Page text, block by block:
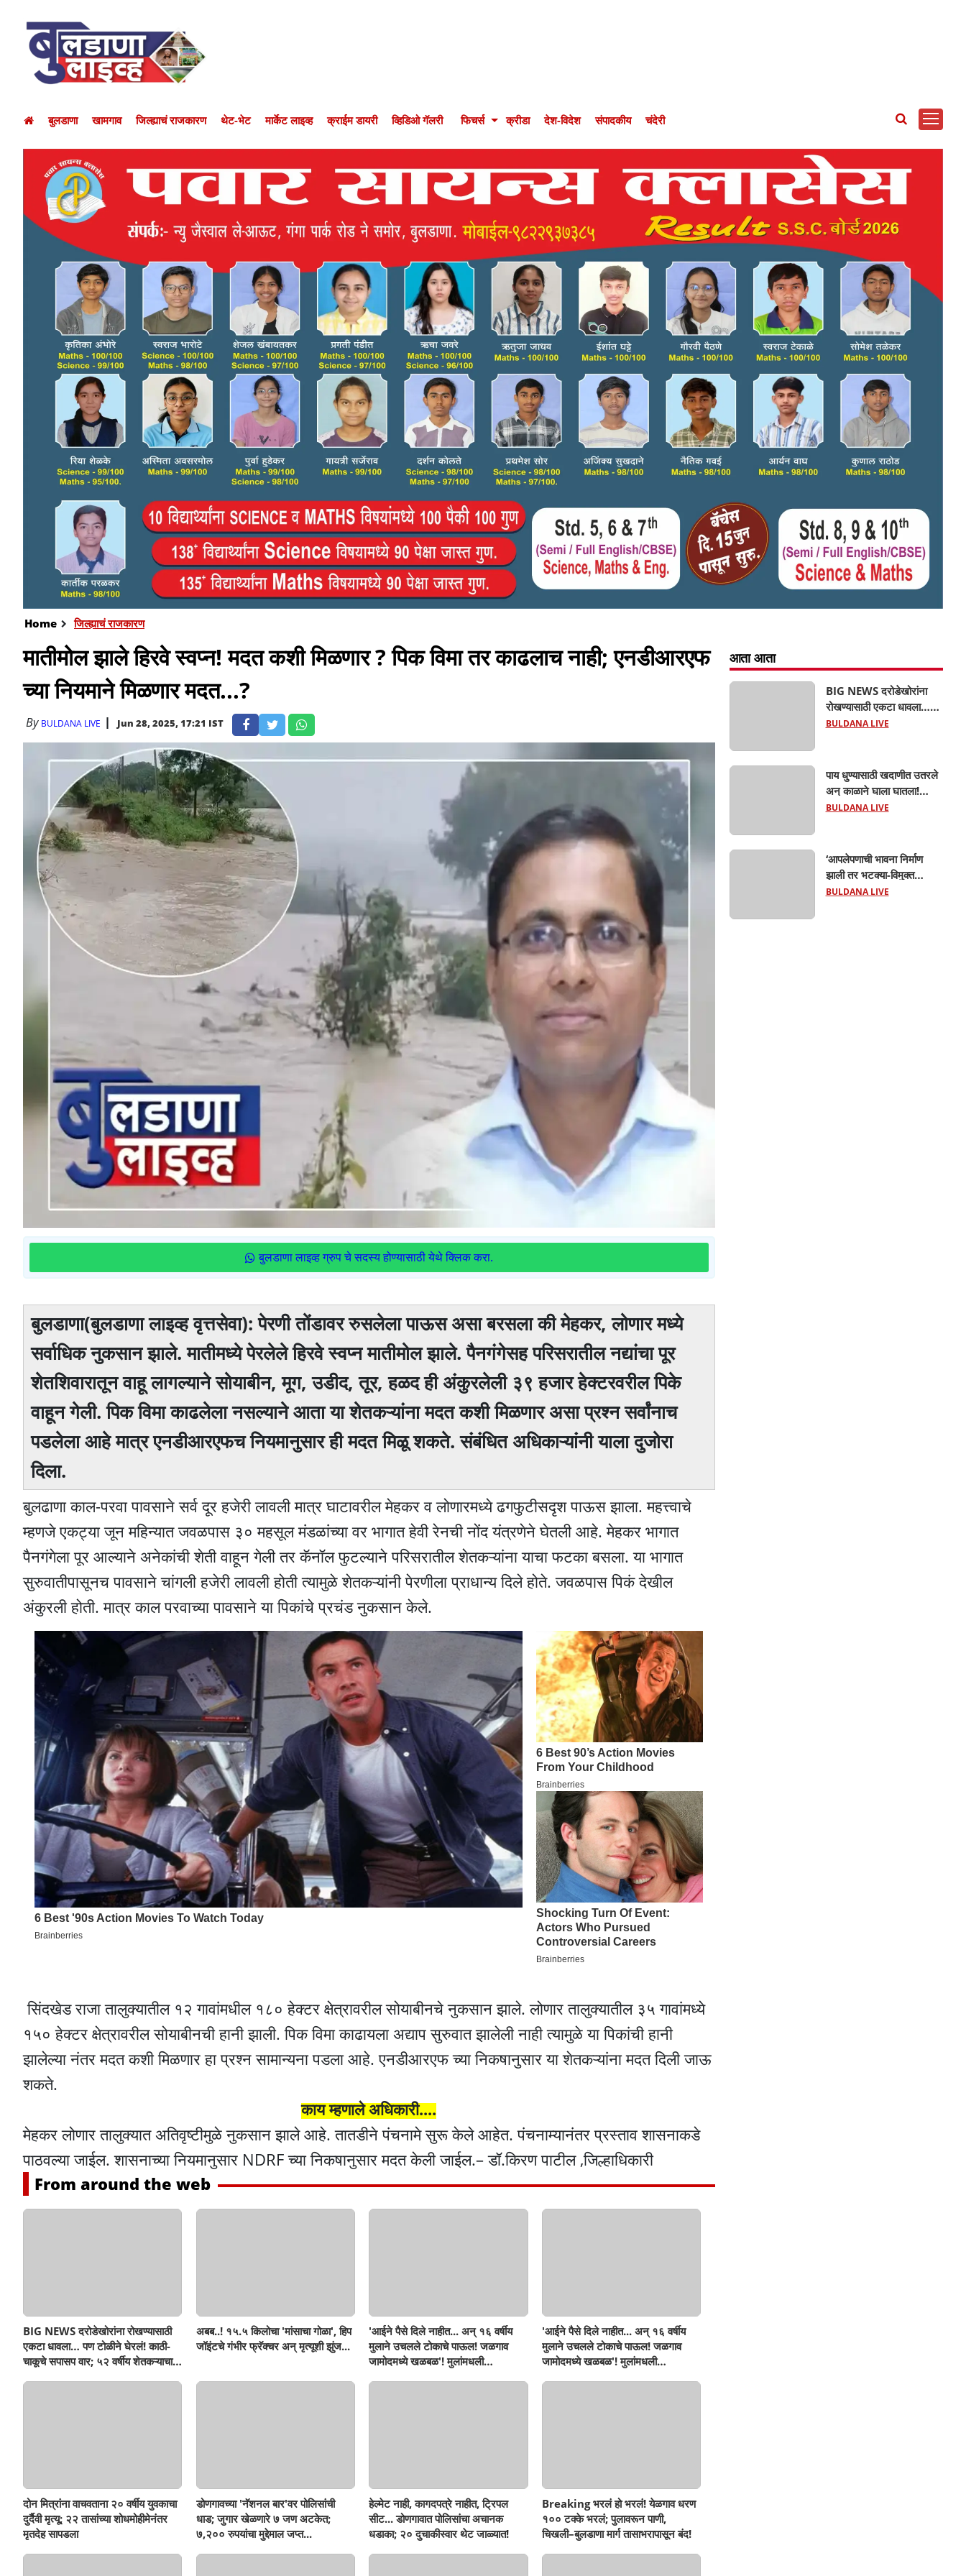
बुलडाणा खामगाव जिल्ह्याचं राजकारण थेट-भेट मार्केट लाइव्ह क्राईम डायरी व्हिडिओ गॅलरी फिचर्स क्रीडा देश-विदेश संपादकीय चंदेरी
Home जिल्ह्याचं राजकारण
मातीमोल झाले हिरवे स्वप्न! मदत कशी मिळणार ? पिक विमा तर काढलाच नाही; एनडीआरएफ
च्या नियमाने मिळणार मदत...?
By BULDANA LIVE Jun 28, 2025, 17:21 IST
बुलडाणा लाइव्ह ग्रुप चे सदस्य होण्यासाठी येथे क्लिक करा.
बुलडाणा(बुलडाणा लाइव्ह वृत्तसेवा): पेरणी तोंडावर रुसलेला पाऊस असा बरसला की मेहकर, लोणार मध्ये
सर्वाधिक नुकसान झाले. मातीमध्ये पेरलेले हिरवे स्वप्न मातीमोल झाले. पैनगंगेसह परिसरातील नद्यांचा पूर
शेतशिवारातून वाहू लागल्याने सोयाबीन, मूग, उडीद, तूर, हळद ही अंकुरलेली ३९ हजार हेक्टरवरील पिके
वाहून गेली. पिक विमा काढलेला नसल्याने आता या शेतकऱ्यांना मदत कशी मिळणार असा प्रश्न सर्वांनाच
पडलेला आहे मात्र एनडीआरएफच नियमानुसार ही मदत मिळू शकते. संबंधित अधिकाऱ्यांनी याला दुजोरा
दिला.
बुलढाणा काल-परवा पावसाने सर्व दूर हजेरी लावली मात्र घाटावरील मेहकर व लोणारमध्ये ढगफुटीसदृश पाऊस झाला. महत्त्वाचे
म्हणजे एकट्या जून महिन्यात जवळपास ३० महसूल मंडळांच्या वर भागात हेवी रेनची नोंद यंत्रणेने घेतली आहे. मेहकर भागात
पैनगंगेला पूर आल्याने अनेकांची शेती वाहून गेली तर कॅनॉल फुटल्याने परिसरातील शेतकऱ्यांना याचा फटका बसला. या भागात
सुरुवातीपासूनच पावसाने चांगली हजेरी लावली होती त्यामुळे शेतकऱ्यांनी पेरणीला प्राधान्य दिले होते. जवळपास पिकं देखील
अंकुरली होती. मात्र काल परवाच्या पावसाने या पिकांचे प्रचंड नुकसान केले.
सिंदखेड राजा तालुक्यातील १२ गावांमधील १८० हेक्टर क्षेत्रावरील सोयाबीनचे नुकसान झाले. लोणार तालुक्यातील ३५ गावांमध्ये
१५० हेक्टर क्षेत्रावरील सोयाबीनची हानी झाली. पिक विमा काढायला अद्याप सुरुवात झालेली नाही त्यामुळे या पिकांची हानी
झालेल्या नंतर मदत कशी मिळणार हा प्रश्न सामान्यना पडला आहे. एनडीआरएफ च्या निकषानुसार या शेतकऱ्यांना मदत दिली जाऊ
शकते.
काय म्हणाले अधिकारी....
मेहकर लोणार तालुक्यात अतिवृष्टीमुळे नुकसान झाले आहे. तातडीने पंचनामे सुरू केले आहेत. पंचनाम्यानंतर प्रस्ताव शासनाकडे
पाठवल्या जाईल. शासनाच्या नियमानुसार NDRF च्या निकषानुसार मदत केली जाईल.– डॉ.किरण पाटील ,जिल्हाधिकारी
From around the web
BIG NEWS दरोडेखोरांना रोखण्यासाठी
एकटा धावला… पण टोळीने घेरलं! काठी-
चाकूचे सपासप वार; ५२ वर्षीय शेतकऱ्याचा
अबब..! १५.५ किलोचा 'मांसाचा गोळा', हिप
जॉइंटचे गंभीर फ्रॅक्चर अन् मृत्यूशी झुंज...
'आईने पैसे दिले नाहीत... अन् १६ वर्षीय
मुलाने उचलले टोकाचे पाऊल! जळगाव
जामोदमध्ये खळबळ'! मुलांमधली
'आईने पैसे दिले नाहीत... अन् १६ वर्षीय
मुलाने उचलले टोकाचे पाऊल! जळगाव
जामोदमध्ये खळबळ'! मुलांमधली
दोन मित्रांना वाचवताना २० वर्षीय युवकाचा
दुर्दैवी मृत्यू; २२ तासांच्या शोधमोहीमेनंतर
मृतदेह सापडला
डोणगावच्या 'नॅशनल बार'वर पोलिसांची
धाड; जुगार खेळणारे ७ जण अटकेत;
७,२०० रुपयांचा मुद्देमाल जप्त...
हेल्मेट नाही, कागदपत्रे नाहीत, ट्रिपल
सीट... डोणगावात पोलिसांचा अचानक
धडाका; २० दुचाकीस्वार थेट जाळ्यात!
Breaking भरलं हो भरलं! येळगाव धरण
१०० टक्के भरलं; पुलावरून पाणी,
चिखली–बुलडाणा मार्ग तासाभरापासून बंद!
आता आता
BIG NEWS दरोडेखोरांना
रोखण्यासाठी एकटा धावला…
पण टोळीने घेरलं! काठी-चाकूचे
BULDANA LIVE
पाय धुण्यासाठी खदाणीत उतरले
अन् काळाने घाला घातला!
देऊळगाव माळीजवळ दोन
शोककळा
BULDANA LIVE
‘आपलेपणाची भावना निर्माण
झाली तर भटक्या-विमुक्त
समाजाचा उत्कर्ष दूर नाही’; ही
BULDANA LIVE